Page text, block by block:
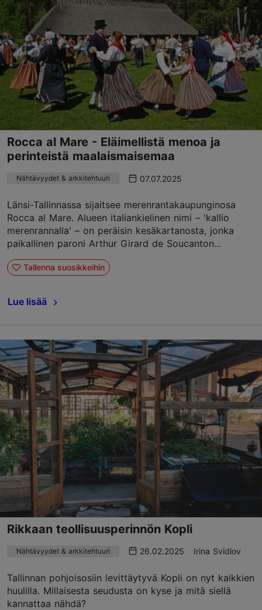
Rocca al Mare - Eläimellistä menoa ja
perinteistä maalaismaisemaa
Nähtävyydet & arkkitehtuuri 07.07.2025
Länsi-Tallinnassa sijaitsee merenrantakaupunginosa
Rocca al Mare. Alueen italiankielinen nimi – 'kallio
merenrannalla' – on peräisin kesäkartanosta, jonka
paikallinen paroni Arthur Girard de Soucanton...
Tallenna suosikkeihin
Lue lisää
Rikkaan teollisuusperinnön Kopli
Nähtävyydet & arkkitehtuuri 26.02.2025 Irina Svidlov
Tallinnan pohjoisosiin levittäytyvä Kopli on nyt kaikkien
huulilla. Millaisesta seudusta on kyse ja mitä siellä
kannattaa nähdä?